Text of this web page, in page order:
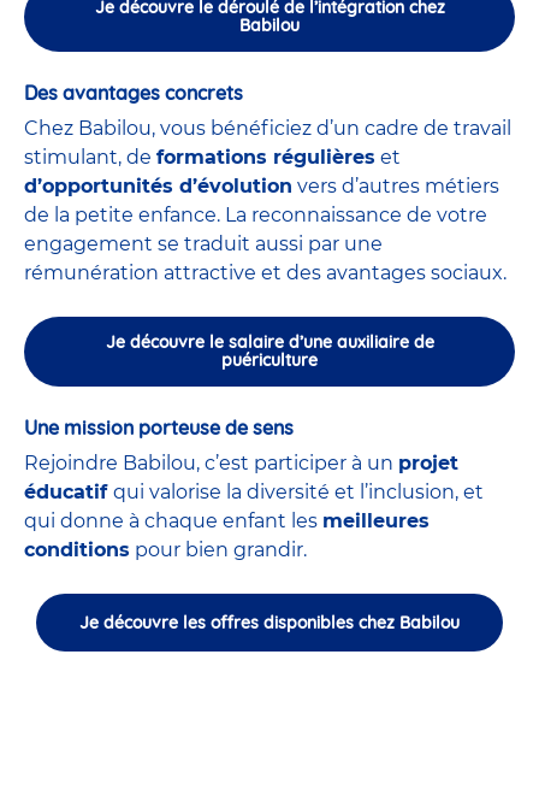
Je découvre le déroulé de l’intégration chez
Babilou
Des avantages concrets
Chez Babilou, vous bénéficiez d’un cadre de travail
stimulant, de formations régulières et
d’opportunités d’évolution vers d’autres métiers
de la petite enfance. La reconnaissance de votre
engagement se traduit aussi par une
rémunération attractive et des avantages sociaux.
Je découvre le salaire d’une auxiliaire de
puériculture
Une mission porteuse de sens
Rejoindre Babilou, c’est participer à un projet
éducatif qui valorise la diversité et l’inclusion, et
qui donne à chaque enfant les meilleures
conditions pour bien grandir.
Je découvre les offres disponibles chez Babilou